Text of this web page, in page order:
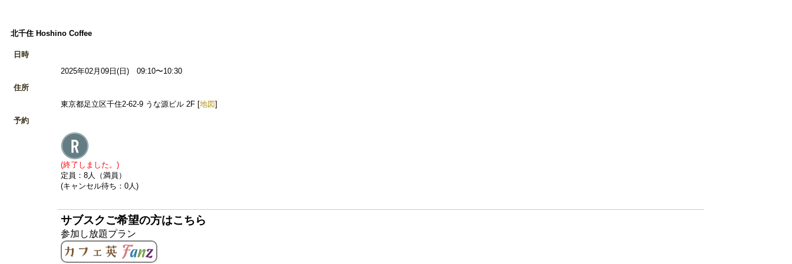
北千住 Hoshino Coffee
日時
2025年02月09日(日) 09:10〜10:30
住所
東京都足立区千住2-62-9 うな源ビル 2F [地図]
予約
(終了しました。)
定員：8人（満員）
(キャンセル待ち：0人)
サブスクご希望の方はこちら
参加し放題プラン